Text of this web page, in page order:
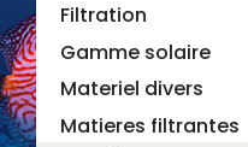
Filtration
Gamme solaire
Materiel divers
Matieres filtrantes